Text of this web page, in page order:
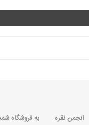
انجمن نقره به فروشگاه